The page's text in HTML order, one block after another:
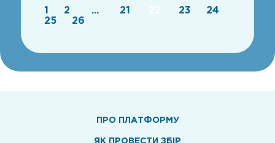
1 2 ... 21 23
24
25
26
ПРО ПЛАТФОРМУ
ЯК ПРОВЕСТИ ЗБІР